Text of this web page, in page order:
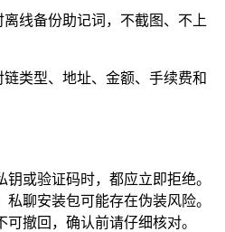
线备份助记词，不截图、不上
类型、地址、金额、手续费和
或验证码时，都应立即拒绝。
私聊安装包可能存在伪装风险。
撤回，确认前请仔细核对。